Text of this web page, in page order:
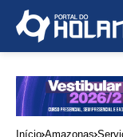
Início Amazonas